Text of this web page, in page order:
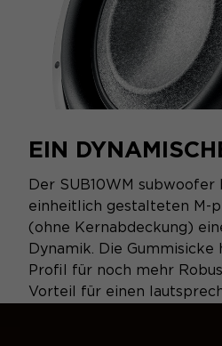
EIN
Der SUB10WM
einheitlich gestalteten M-
(ohne Kernabdeckung)
Dynamik. Die Gummisicke
Profil für noch mehr
Vorteil für einen